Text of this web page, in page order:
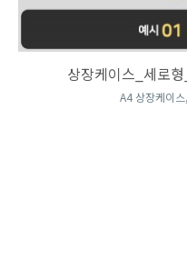
상장케이스_세로
A4 상장케이